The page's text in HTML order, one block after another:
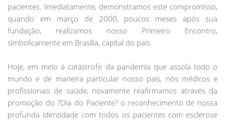
pacientes. Imediatamente, demonstramos este compromisso,
quando em março de 2000, poucos meses após sua
fundação, realizamos nosso Primeiro Encontro,
simbolicamente em Brasília, capital do país.
Hoje, em meio à catástrofe da pandemia que assola todo o
mundo e de maneira particular nosso país, nós médicos e
profissionais de saúde, novamente reafirmamos através da
promoção do ?Dia do Paciente? o reconhecimento de nossa
profunda identidade com todos os pacientes com esclerose